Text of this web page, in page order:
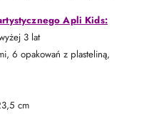
Apli Kids:
3 lat
6 opakowań z plasteliną,
cm